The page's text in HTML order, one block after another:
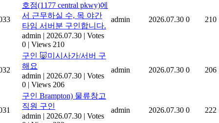
호점(1177 central pkwy)에
서 근무하실 수, 목 야간
타임 서버분 구인합니다.
admin | 2026.07.30 | Votes
0 | Views 210
admin 2026.07.30 0 210
구인 🐷미시사가/서버 구
해요
admin | 2026.07.30 | Votes
0 | Views 206
admin 2026.07.30 0 206
구인 Brampton) 물류창고
직원 구인
admin | 2026.07.30 | Votes
admin 2026.07.30 0 222